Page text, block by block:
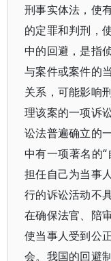
刑事实体法，使
的定罪和判刑，
中的回避，是指
与案件或案件的
关系，可能影响
理该案的一项诉
讼法普遍确立的
中有一项著名的
担任自己为当事
行的诉讼活动不
在确保法官、陪
使当事人受到公
会。我国的回避